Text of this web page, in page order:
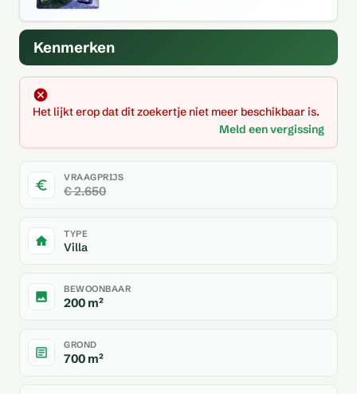
Kenmerken
Het lijkt erop dat dit zoekertje niet meer beschikbaar is.
Meld een vergissing
VRAAGPRIJS
€ 2.650
TYPE
Villa
BEWOONBAAR
200 m²
GROND
700 m²